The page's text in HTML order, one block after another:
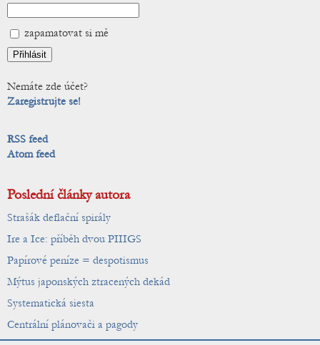
zapamatovat si mě
Nemáte zde účet?
Zaregistrujte se!
RSS feed
Atom feed
Poslední články autora
Strašák deflační spirály
Ire a Ice: příběh dvou PIIIGS
Papírové peníze = despotismus
Mýtus japonských ztracených dekád
Systematická siesta
Centrální plánovači a pagody